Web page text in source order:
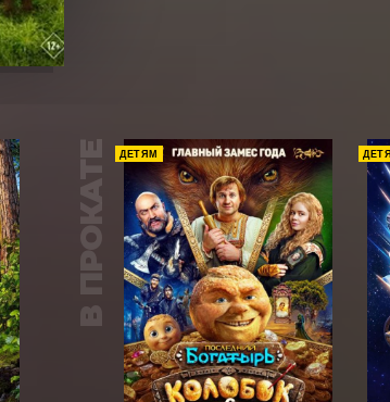
В ПРОКАТЕ ДЕТЯМ